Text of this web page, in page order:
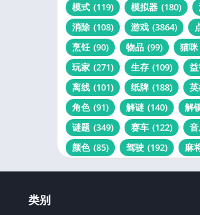
模式 (119) 模拟器 (180)
消除 (108) 游戏 (3864)
烹饪 (90) 物品 (99) 猫咪
玩家 (271) 生存 (109)
离线 (101) 纸牌 (188)
角色 (91) 解谜 (140) 解
谜题 (349) 赛车 (122)
颜色 (85) 驾驶 (192) 麻
类别